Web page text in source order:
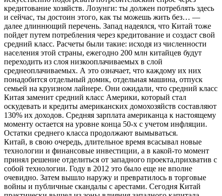
кредитование хозяйств. Лозунги: ты должен потреблять здесь
и сейчас, ты достоин этого, как ты можешь жить без… —
далее длиннющий перечень. Запад надеялся, что Китай тоже
пойдет путем потребления через кредитование и создаст свой
средний класс. Расчеты были такие: исходя из численности
населения этой страны, ежегодно 200 млн китайцев будут
переходить из слоя низкооплачиваемых в слой
среднеоплачиваемых. А это означает, что каждому их них
понадобится отдельный домик, отдельная машина, отпуск
семьей на круизном лайнере. Они ожидали, что средний класс
Китая заменит средний класс Америки, который стал
оскудевать и кредиты американских домохозяйств составляют
130% их доходов. Средняя зарплата американца к настоящему
моменту остается на уровне конца 50-х с учетом инфляции.
Остатки среднего класса продолжают вымываться.
Китай, в свою очередь, длительное время всасывал новые
технологии и финансовые инвестиции, а в какой-то момент
принял решение отделиться от западного проекта,прихватив с
собой технологии. Году в 2012 это было еще не вполне
очевидно. Затем вышло наружу и превратилось в торговые
войны и публичные скандалы с арестами. Сегодня Китай